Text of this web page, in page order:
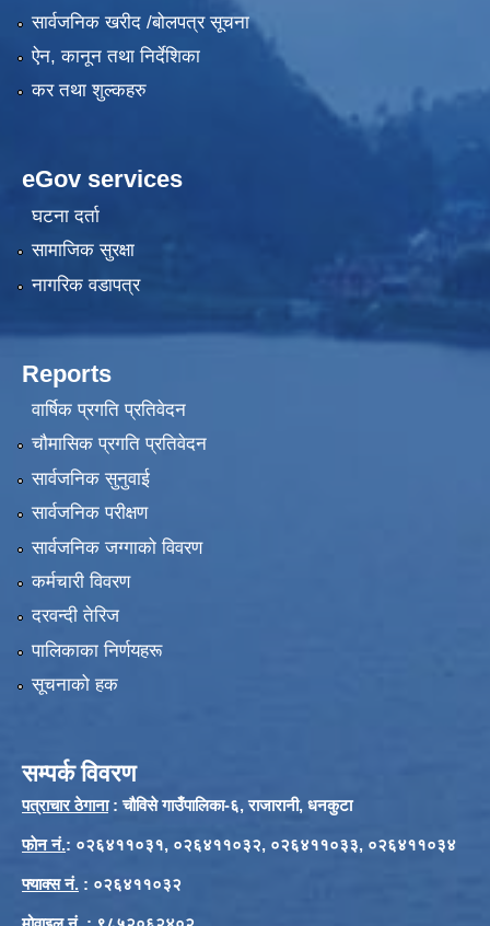
सार्वजनिक खरीद /बोलपत्र सूचना
ऐन, कानून तथा निर्देशिका
कर तथा शुल्कहरु
eGov services
घटना दर्ता
सामाजिक सुरक्षा
नागरिक वडापत्र
Reports
वार्षिक प्रगति प्रतिवेदन
चौमासिक प्रगति प्रतिवेदन
सार्वजनिक सुनुवाई
सार्वजनिक परीक्षण
सार्वजनिक जग्गाको विवरण
कर्मचारी विवरण
दरवन्दी तेरिज
पालिकाका निर्णयहरू
सूचनाको हक
सम्पर्क विवरण
पत्राचार ठेगाना: चौविसे गाउँपालिका-६, राजारानी, धनकुटा
फाेन नं.: ०२६४११०३१, ०२६४११०३२, ०२६४११०३३, ०२६४११०३४
फ्याक्स नं. : ०२६४११०३२